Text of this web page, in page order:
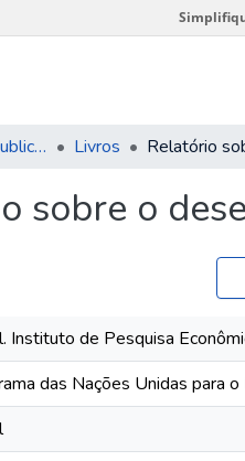
Navegar por Tipo de Publicação Livros
sobre o
Instituto de Pesquisa
das Nações Unidas para